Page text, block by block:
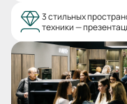
3 стильных
техники —